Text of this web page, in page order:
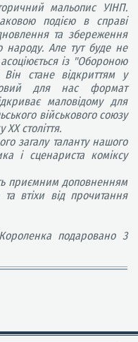
мальопис УІНП.
подією в справі
та збереження
народу. Але тут буде не
із "Обороною
стане відкриттям у
для нас формат
маловідому для
військового союзу
століття.
загалу таланту нашого
і сценариста коміксу
приємним доповненням
втіхи від прочитання
подаровано 3